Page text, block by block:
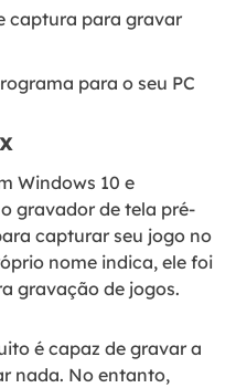
captura para gravar
para o seu PC
Windows 10 e
gravador de tela pré-
capturar seu jogo no
nome indica, ele foi
gravação de jogos.
é capaz de gravar a
nada. No entanto,